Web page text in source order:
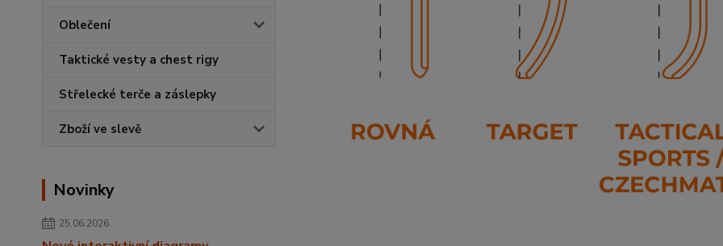
Oblečení
Taktické vesty a chest rigy
Střelecké terče a záslepky
Zboží ve slevě
Novinky
25.06.2026